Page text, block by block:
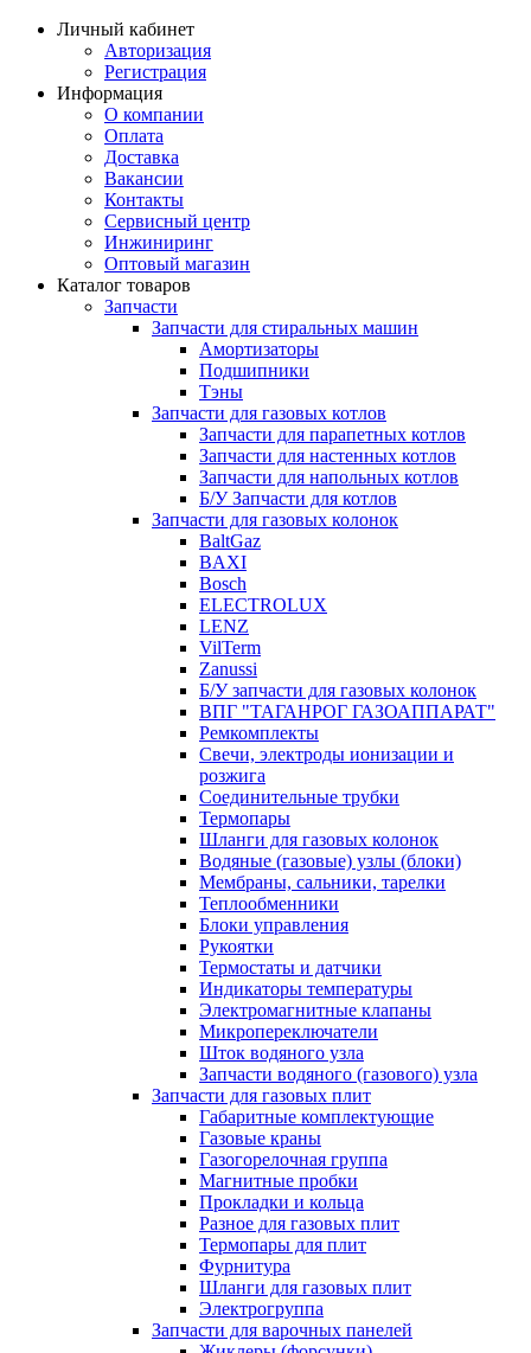
Личный кабинет
Авторизация
Регистрация
Информация
О компании
Оплата
Доставка
Вакансии
Контакты
Сервисный центр
Инжиниринг
Оптовый магазин
Каталог товаров
Запчасти
Запчасти для стиральных машин
Амортизаторы
Подшипники
Тэны
Запчасти для газовых котлов
Запчасти для парапетных котлов
Запчасти для настенных котлов
Запчасти для напольных котлов
Б/У Запчасти для котлов
Запчасти для газовых колонок
BaltGaz
BAXI
Bosch
ELECTROLUX
LENZ
VilTerm
Zanussi
Б/У запчасти для газовых колонок
ВПГ "ТАГАНРОГ ГАЗОАППАРАТ"
Ремкомплекты
Свечи, электроды ионизации и
розжига
Соединительные трубки
Термопары
Шланги для газовых колонок
Водяные (газовые) узлы (блоки)
Мембраны, сальники, тарелки
Теплообменники
Блоки управления
Рукоятки
Термостаты и датчики
Индикаторы температуры
Электромагнитные клапаны
Микропереключатели
Шток водяного узла
Запчасти водяного (газового) узла
Запчасти для газовых плит
Габаритные комплектующие
Газовые краны
Газогорелочная группа
Магнитные пробки
Прокладки и кольца
Разное для газовых плит
Термопары для плит
Фурнитура
Шланги для газовых плит
Электрогруппа
Запчасти для варочных панелей